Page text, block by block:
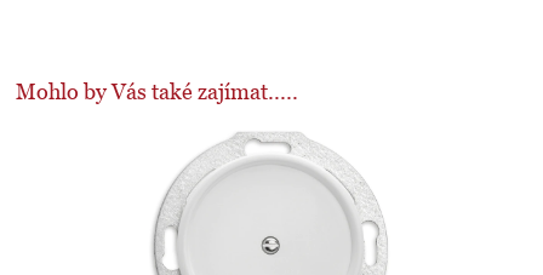
Mohlo by Vás také zajímat.....